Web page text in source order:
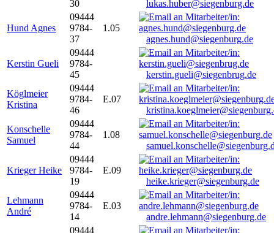
30
lukas.huber@siegenburg.de
Hund Agnes
09444
9784-
37
1.05
agnes.hund@siegenburg.de
Kerstin Gueli
09444
9784-
45
kerstin.gueli@siegenbrug.de
Köglmeier
Kristina
09444
9784-
46
E.07
Konschelle
Samuel
09444
9784-
44
1.08
Krieger Heike
09444
9784-
19
E.09
heike.krieger@siegenburg.de
Lehmann
André
09444
9784-
14
E.03
andre.lehmann@siegenburg.de
09444